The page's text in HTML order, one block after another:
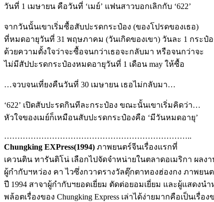
วันที่ 1 เมษายน คือวันที่ ‘เมย์’ แฟนสาวบอกเลิกกับ ‘622’
จากวันนั้นเขาเริ่มซื้อสับปะรดกระป๋อง (ของโปรดของเธอ)
ที่หมดอายุวันที่ 31 พฤษภาคม (วันเกิดของเขา) วันละ 1 กระป๋อ
ด้วยความตั้งใจว่าจะซื้อจนกว่าเธอจะกลับมา หรือจนกว่าจะ
ไม่มีสัปปะรดกระป๋องหมดอายุวันที่ 1 เดือน may ให้ซื้อ
…จวบจนเที่ยงคืนวันที่ 30 เมษายน เธอไม่กลับมา…
‘622’ เปิดสับปะรดกินทีละกระป๋อง ขณะนั้นเขาเริ่มคิดว่า…
หัวใจของเมย์ก็เหมือนสับปะรดกระป๋องคือ ‘มีวันหมดอายุ’
……………………………………………………………..
Chungking EXPress(1994) ภาพยนตร์จีนเรื่องแรกที่
เควนติน ทารันติโน่ เลือกไปจัดจำหน่ายในตลาดอเมริกา ผลง
ผู้กำกับฯหว่อง คา ไวซึ่งกวาดรางวัลตุ๊กตาทองฮ่องกง ภาพยนต
ปี 1994 สาจาผู้กำกับฯยอดเยี่ยม ตัดต่อยอมเยี่ยม และผู้แสดงน
พล้อตเรื่องของ Chungking Express เล่าได้ง่ายมากคือเป็นเรื่